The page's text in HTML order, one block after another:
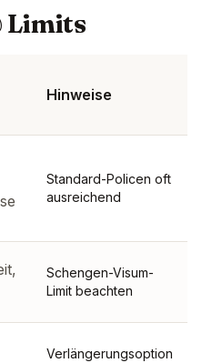
Limits
Hinweise
Standard-Policen oft
ausreichend
Schengen-Visum-
Limit beachten
Verlängerungsoption